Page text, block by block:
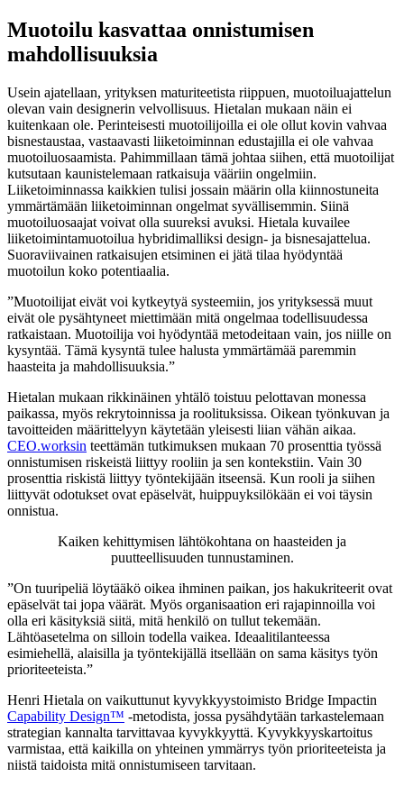
Muotoilu kasvattaa onnistumisen
mahdollisuuksia
Usein ajatellaan, yrityksen maturiteetista riippuen, muotoiluajattelun
olevan vain designerin velvollisuus. Hietalan mukaan näin ei
kuitenkaan ole. Perinteisesti muotoilijoilla ei ole ollut kovin vahvaa
bisnestaustaa, vastaavasti liiketoiminnan edustajilla ei ole vahvaa
muotoiluosaamista. Pahimmillaan tämä johtaa siihen, että muotoilijat
kutsutaan kaunistelemaan ratkaisuja vääriin ongelmiin.
Liiketoiminnassa kaikkien tulisi jossain määrin olla kiinnostuneita
ymmärtämään liiketoiminnan ongelmat syvällisemmin. Siinä
muotoiluosaajat voivat olla suureksi avuksi. Hietala kuvailee
liiketoimintamuotoilua hybridimalliksi design- ja bisnesajattelua.
Suoraviivainen ratkaisujen etsiminen ei jätä tilaa hyödyntää
muotoilun koko potentiaalia.
”Muotoilijat eivät voi kytkeytyä systeemiin, jos yrityksessä muut
eivät ole pysähtyneet miettimään mitä ongelmaa todellisuudessa
ratkaistaan. Muotoilija voi hyödyntää metodeitaan vain, jos niille on
kysyntää. Tämä kysyntä tulee halusta ymmärtämää paremmin
haasteita ja mahdollisuuksia.”
Hietalan mukaan rikkinäinen yhtälö toistuu pelottavan monessa
paikassa, myös rekrytoinnissa ja roolituksissa. Oikean työnkuvan ja
tavoitteiden määrittelyyn käytetään yleisesti liian vähän aikaa.
CEO.worksin teettämän tutkimuksen mukaan 70 prosenttia työssä
onnistumisen riskeistä liittyy rooliin ja sen kontekstiin. Vain 30
prosenttia riskistä liittyy työntekijään itseensä. Kun rooli ja siihen
liittyvät odotukset ovat epäselvät, huippuyksilökään ei voi täysin
onnistua.
Kaiken kehittymisen lähtökohtana on haasteiden ja
puutteellisuuden tunnustaminen.
”On tuuripeliä löytääkö oikea ihminen paikan, jos hakukriteerit ovat
epäselvät tai jopa väärät. Myös organisaation eri rajapinnoilla voi
olla eri käsityksiä siitä, mitä henkilö on tullut tekemään.
Lähtöasetelma on silloin todella vaikea. Ideaalitilanteessa
esimiehellä, alaisilla ja työntekijällä itsellään on sama käsitys työn
prioriteeteista.”
Henri Hietala on vaikuttunut kyvykkyystoimisto Bridge Impactin
Capability Design™ -metodista, jossa pysähdytään tarkastelemaan
strategian kannalta tarvittavaa kyvykkyyttä. Kyvykkyyskartoitus
varmistaa, että kaikilla on yhteinen ymmärrys työn prioriteeteista ja
niistä taidoista mitä onnistumiseen tarvitaan.